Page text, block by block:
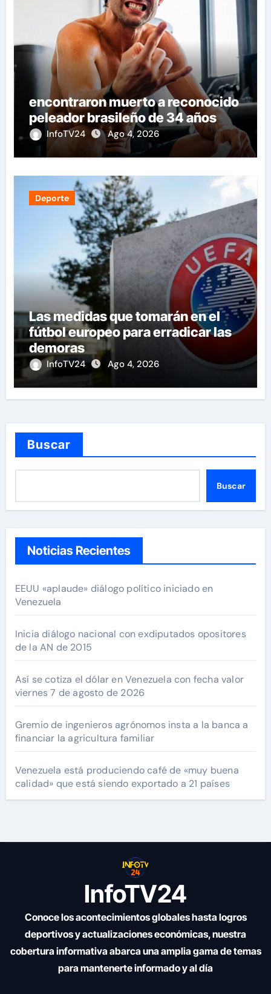
encontraron muerto a reconocido
peleador brasileño de 34 años
InfoTV24 Ago 4, 2026
Deporte
Las medidas que tomarán en el
fútbol europeo para erradicar las
demoras
InfoTV24 Ago 4, 2026
Buscar
Buscar
Noticias Recientes
EEUU «aplaude» diálogo político iniciado en
Venezuela
Inicia diálogo nacional con exdiputados opositores
de la AN de 2015
Así se cotiza el dólar en Venezuela con fecha valor
viernes 7 de agosto de 2026
Gremio de ingenieros agrónomos insta a la banca a
financiar la agricultura familiar
Venezuela está produciendo café de «muy buena
calidad» que está siendo exportado a 21 países
InfoTV24
Conoce los acontecimientos globales hasta logros
deportivos y actualizaciones económicas, nuestra
cobertura informativa abarca una amplia gama de temas
para mantenerte informado y al día